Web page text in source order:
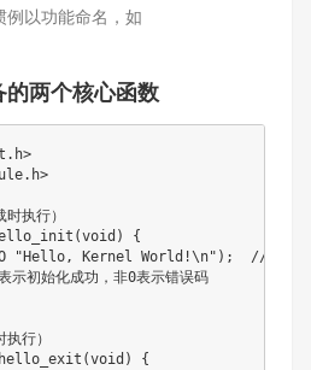
例以功能命名，如
两个核心函数
执行）
{
"Hello, Kernel World!\n");  // 内核
初始化成功，非0表示错误码
行）
{